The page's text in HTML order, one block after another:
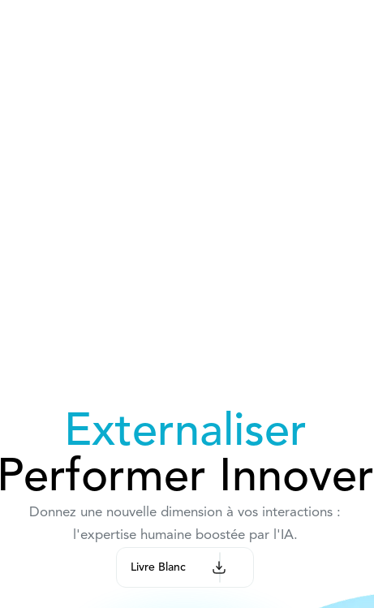
Externaliser
Performer Innover
Donnez une nouvelle dimension à vos interactions :
l'expertise humaine boostée par l'IA.
Livre Blanc